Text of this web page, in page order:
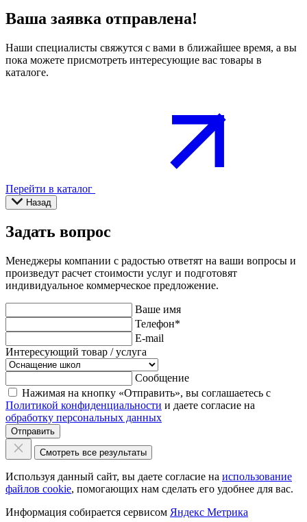
Ваша заявка отправлена!
Наши специалисты свяжутся с вами в ближайшее время, а вы
пока можете присмотреть интересующие вас товары в
каталоге.
Перейти в каталог
Назад
Задать вопрос
Менеджеры компании с радостью ответят на ваши вопросы и
произведут расчет стоимости услуг и подготовят
индивидуальное коммерческое предложение.
Ваше имя
Телефон*
E-mail
Интересующий товар / услуга
Сообщение
Нажимая на кнопку «Отправить», вы соглашаетесь с
Политикой конфиденциальности и даете согласие на
обработку персональных данных
Отправить
Смотреть все результаты
Используя данный сайт, вы даете согласие на использование
файлов cookie, помогающих нам сделать его удобнее для вас.
Информация собирается сервисом Яндекс Метрика